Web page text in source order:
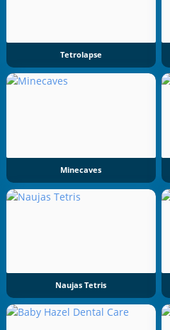
Tetrolapse
Minecaves
Naujas Tetris